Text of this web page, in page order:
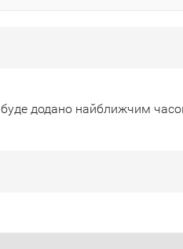
буде додано найближчим